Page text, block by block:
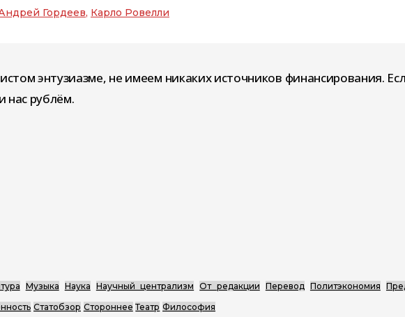
Гордеев, Карло Ровелли
энтузиазме, не имеем никаких источников финансирования.
нас рублём.
Музыка Наука Научный централизм От редакции Перевод Политэкономия
Статобзор Стороннее Театр Философия